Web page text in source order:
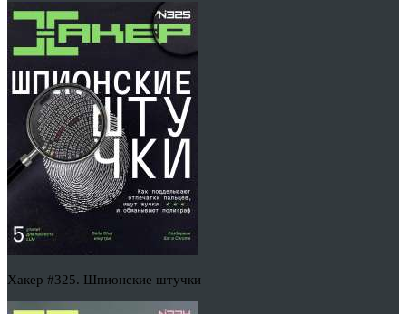
Хакер #325. Шпионские штучки